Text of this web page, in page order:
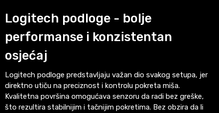
Logitech podloge - bolje
performanse i konzistentan
osjećaj
Logitech podloge predstavljaju važan dio svakog setupa, jer
direktno utiču na preciznost i kontrolu pokreta miša.
Kvalitetna površina omogućava senzoru da radi bez greške,
što rezultira stabilnijim i tačnijim pokretima. Bez obzira da li